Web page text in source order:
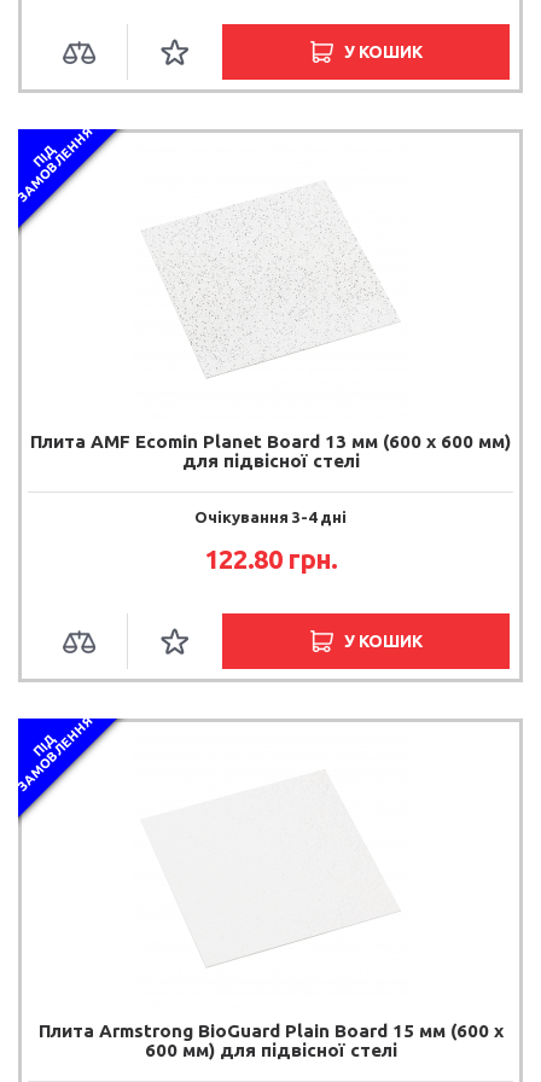
У КОШИК
П
І
Д
З
А
М
О
В
Л
Е
Н
Н
Я
Плита AMF Ecomin Planet Board 13 мм (600 х 600 мм)
для підвісної стелі
Очікування 3-4 дні
122.80 грн.
У КОШИК
П
І
Д
З
А
М
О
В
Л
Е
Н
Н
Я
Плита Armstrong BioGuard Plain Board 15 мм (600 х
600 мм) для підвісної стелі